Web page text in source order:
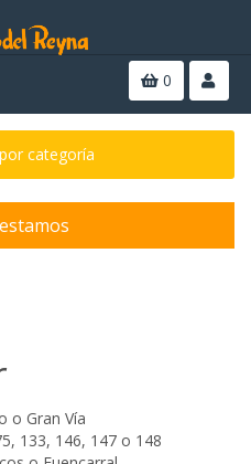
0
categoría
o Gran Vía
133, 146, 147 o 148